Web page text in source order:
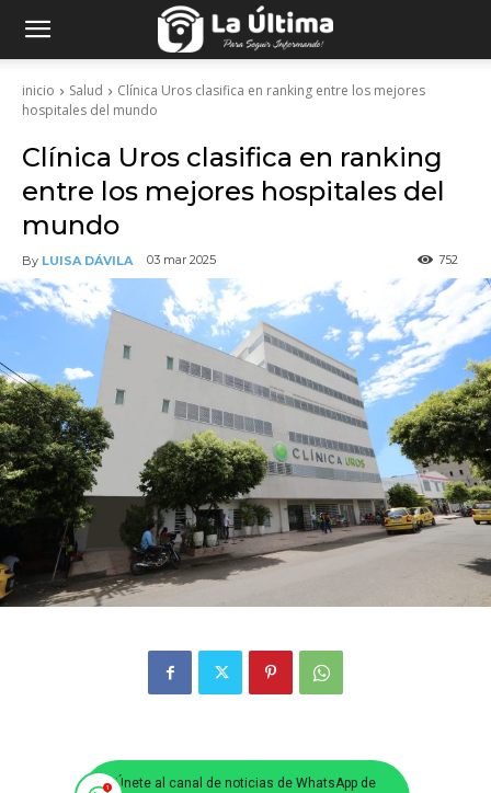
inicio Salud
Clínica Uros clasifica en ranking entre los mejores
hospitales del mundo
Clínica Uros clasifica en ranking
entre los mejores hospitales del
mundo
By LUISA DÁVILA 03 mar 2025 752
Únete al canal de noticias de WhatsApp de